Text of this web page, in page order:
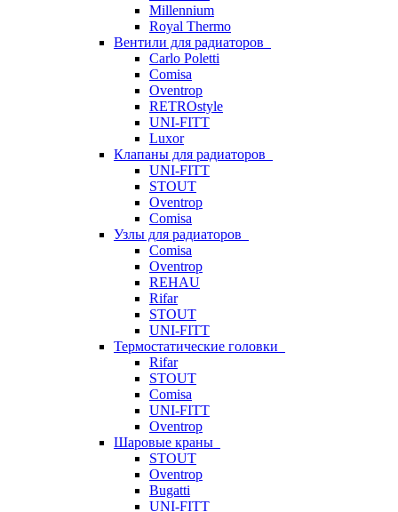
Millennium
Royal Thermo
Вентили для радиаторов
Carlo Poletti
Comisa
Oventrop
RETROstyle
UNI-FITT
Luxor
Клапаны для радиаторов
UNI-FITT
STOUT
Oventrop
Comisa
Узлы для радиаторов
Comisa
Oventrop
REHAU
Rifar
STOUT
UNI-FITT
Термостатические головки
Rifar
STOUT
Comisa
UNI-FITT
Oventrop
Шаровые краны
STOUT
Oventrop
Bugatti
UNI-FITT